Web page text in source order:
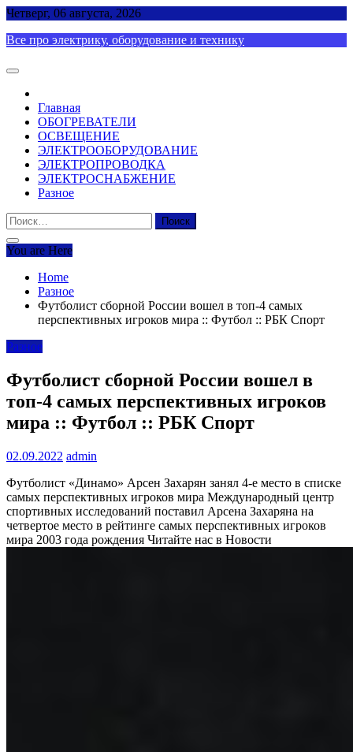
Skip
content
Четверг, 06 августа, 2026
Все про электрику, оборудование и технику
Главная
ОБОГРЕВАТЕЛИ
ОСВЕЩЕНИЕ
ЭЛЕКТРООБОРУДОВАНИЕ
ЭЛЕКТРОПРОВОДКА
ЭЛЕКТРОСНАБЖЕНИЕ
Разное
Найти:
You are Here
Home
Разное
Футболист сборной России вошел в топ-4 самых
перспективных игроков мира :: Футбол :: РБК Спорт
Разное
Футболист сборной России вошел в
топ-4 самых перспективных игроков
мира :: Футбол :: РБК Спорт
02.09.2022 admin
Футболист «Динамо» Арсен Захарян занял 4-е место в списке
самых перспективных игроков мира Международный центр
спортивных исследований поставил Арсена Захаряна на
четвертое место в рейтинге самых перспективных игроков
мира 2003 года рождения Читайте нас в Новости